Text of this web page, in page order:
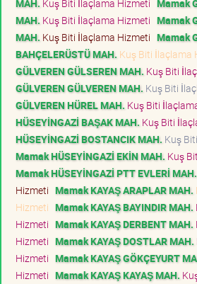
MAH. Kuş Biti İlaçlama Hizmeti Mamak
MAH. Kuş Biti İlaçlama Hizmeti Mamak
MAH. Kuş Biti İlaçlama Hizmeti Mamak
BAHÇELERÜSTÜ MAH. Kuş Biti İlaçlama
GÜLVEREN GÜLSEREN MAH. Kuş Biti
GÜLVEREN GÜLVEREN MAH. Kuş Biti
GÜLVEREN HÜREL MAH. Kuş Biti
HÜSEYİNGAZİ BAŞAK MAH. Kuş Biti
HÜSEYİNGAZİ BOSTANCIK MAH. Kuş
Mamak HÜSEYİNGAZİ EKİN MAH. Kuş
Mamak HÜSEYİNGAZİ PTT EVLERİ MAH.
Hizmeti Mamak KAYAŞ ARAPLAR MAH.
Hizmeti Mamak KAYAŞ BAYINDIR MAH.
Hizmeti Mamak KAYAŞ DERBENT MAH.
Hizmeti Mamak KAYAŞ DOSTLAR MAH.
Hizmeti Mamak KAYAŞ GÖKÇEYURT
Hizmeti Mamak KAYAŞ KAYAŞ MAH.